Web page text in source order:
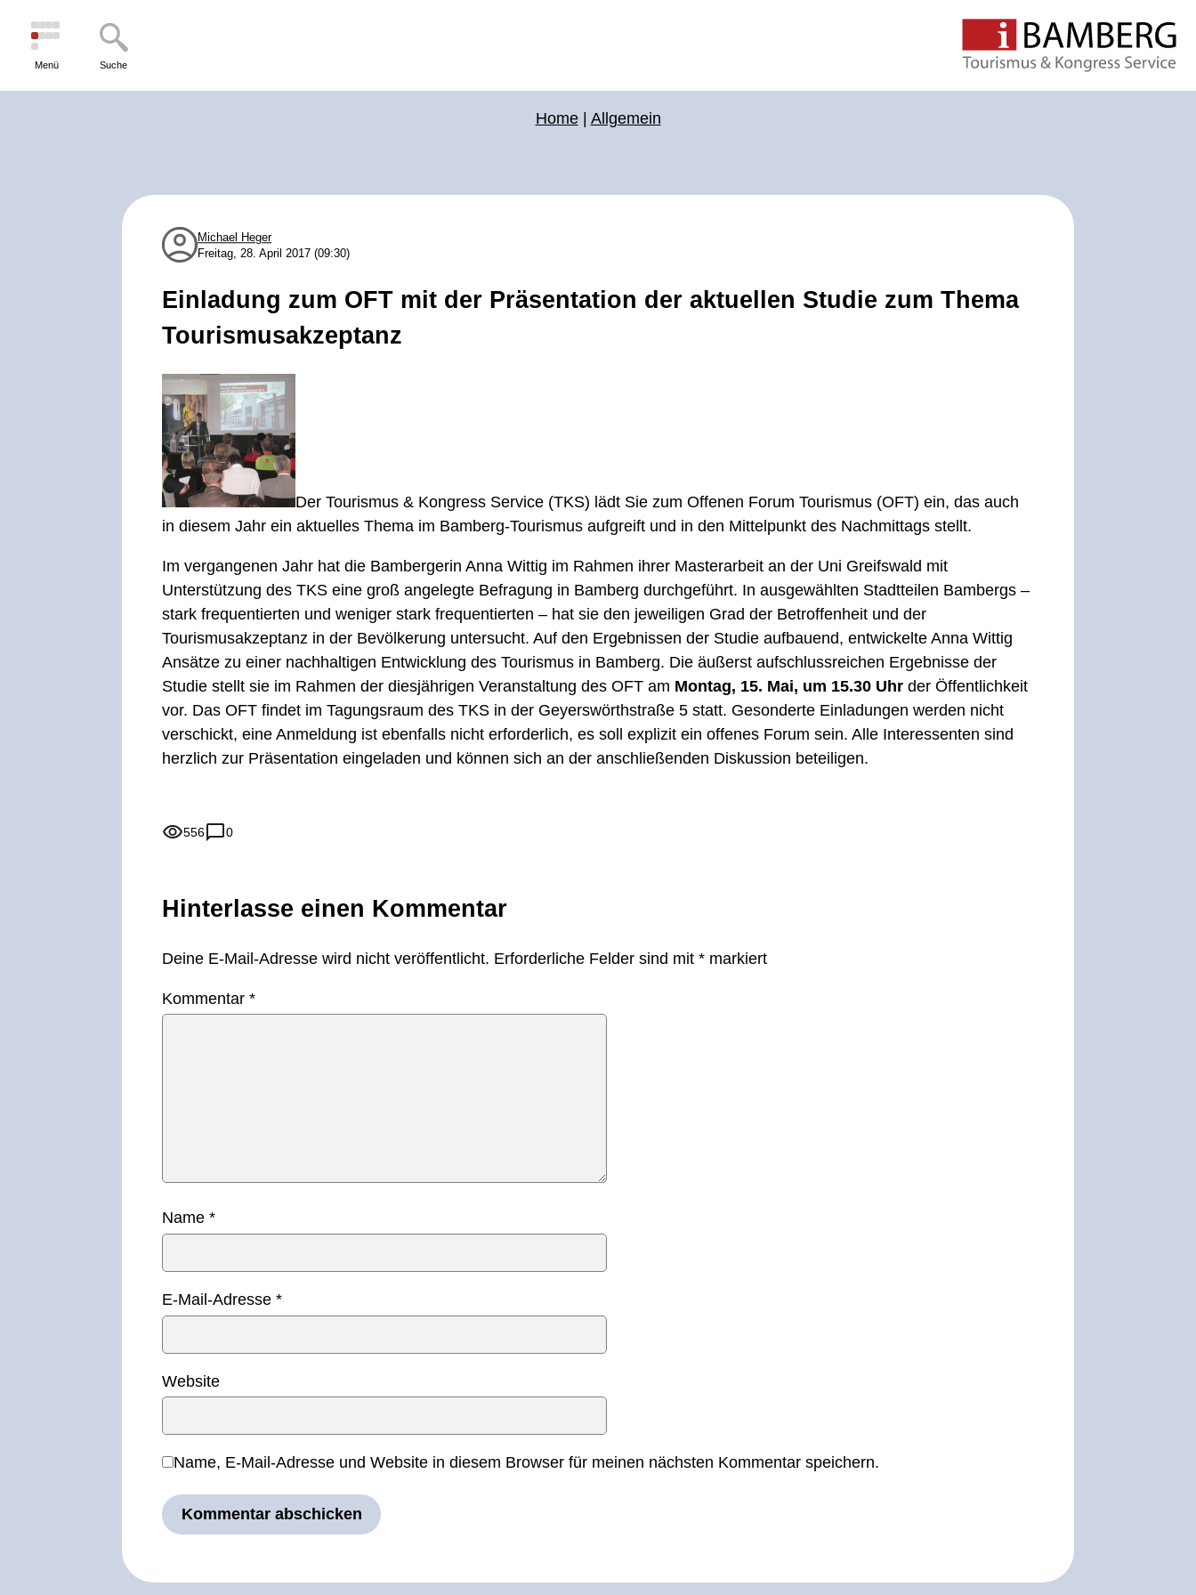
Menü Suche
Home| Allgemein
Michael Heger
Freitag, 28. April 2017 (09:30)
Einladung zum OFT mit der Präsentation der aktuellen Studie zum Thema
Tourismusakzeptanz
Der Tourismus & Kongress Service (TKS) lädt Sie zum Offenen Forum Tourismus (OFT) ein, das auch
in diesem Jahr ein aktuelles Thema im Bamberg-Tourismus aufgreift und in den Mittelpunkt des Nachmittags stellt.
Im vergangenen Jahr hat die Bambergerin Anna Wittig im Rahmen ihrer Masterarbeit an der Uni Greifswald mit
Unterstützung des TKS eine groß angelegte Befragung in Bamberg durchgeführt. In ausgewählten Stadtteilen Bambergs –
stark frequentierten und weniger stark frequentierten – hat sie den jeweiligen Grad der Betroffenheit und der
Tourismusakzeptanz in der Bevölkerung untersucht. Auf den Ergebnissen der Studie aufbauend, entwickelte Anna Wittig
Ansätze zu einer nachhaltigen Entwicklung des Tourismus in Bamberg. Die äußerst aufschlussreichen Ergebnisse der
Studie stellt sie im Rahmen der diesjährigen Veranstaltung des OFT am Montag, 15. Mai, um 15.30 Uhr der Öffentlichkeit
vor. Das OFT findet im Tagungsraum des TKS in der Geyerswörthstraße 5 statt. Gesonderte Einladungen werden nicht
verschickt, eine Anmeldung ist ebenfalls nicht erforderlich, es soll explizit ein offenes Forum sein. Alle Interessenten sind
herzlich zur Präsentation eingeladen und können sich an der anschließenden Diskussion beteiligen.
556 0
Hinterlasse einen Kommentar
Deine E-Mail-Adresse wird nicht veröffentlicht. Erforderliche Felder sind mit * markiert
Kommentar *
Name *
E-Mail-Adresse *
Website
Name, E-Mail-Adresse und Website in diesem Browser für meinen nächsten Kommentar speichern.